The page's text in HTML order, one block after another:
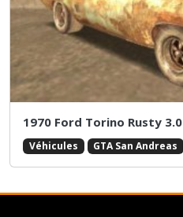
1970 Ford Torino Rusty 3.0
Véhicules GTA San Andreas